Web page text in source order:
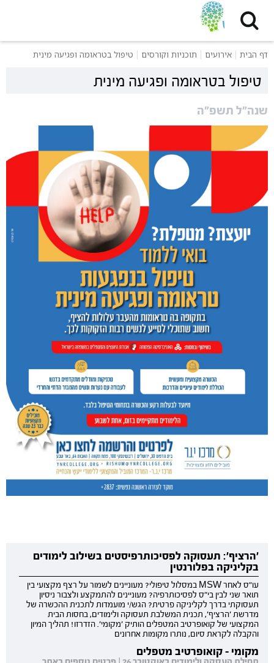
דף הבית אירועים תוכניות וקורסים טיפול בטראומה ופגיעה מינית
טיפול בטראומה ופגיעה מינית
שנה״ל תשפ״ה
'הרציף': תעסוקה לפסיכותרפיסטים בשילוב לימודים
בקליניקה בפלורנטין
עו"ס לאחר MSW במסלול טיפולי? מעוניינים לשמור על רצף מקצועי בין
תואר שני לבין בי"ס לפסיכותרפיה? מעוניינים להתמקצע ולצבור ניסיון
תעסוקתי בדרך לקליניקה פרטית? הגש/י מועמדות לתכנית ההכשרה של
מדרשת 'הרציף', תכנית המשלבת תעסוקה ולימודים, בחסות הבית
המקצועי של קואופרטיב המטפלים הותיק 'מקומי'. הזדרזו! תהליך המיון
והקבלה לקראת סיום, נותרו מקומות אחרונים
מקומי - קואופרטיב מטפלים